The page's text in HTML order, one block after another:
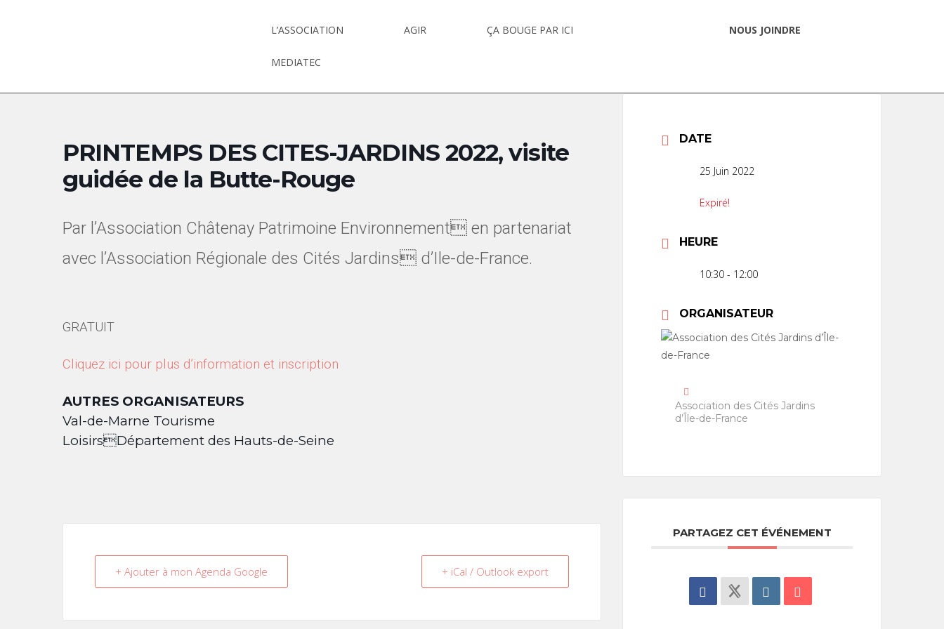
L’ASSOCIATION AGIR ÇA BOUGE PAR ICI
MEDIATEC
NOUS JOINDRE
PRINTEMPS DES CITES-JARDINS 2022, visite
guidée de la Butte-Rouge
Par l’Association Châtenay Patrimoine Environnement en partenariat
avec l’Association Régionale des Cités Jardins d’Ile-de-France.
GRATUIT
Cliquez ici pour plus d’information et inscription
AUTRES ORGANISATEURS
Val-de-Marne Tourisme
LoisirsDépartement des Hauts-de-Seine
+ Ajouter à mon Agenda Google + iCal / Outlook export
DATE
25 Juin 2022
Expiré!
HEURE
10:30 - 12:00
ORGANISATEUR
Association des Cités Jardins
d’Île-de-France
PARTAGEZ CET ÉVÉNEMENT